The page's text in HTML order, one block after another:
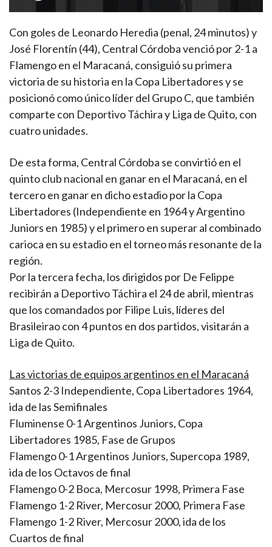
Con goles de Leonardo Heredia (penal, 24 minutos) y
José Florentín (44), Central Córdoba venció por 2-1 a
Flamengo en el Maracaná, consiguió su primera
victoria de su historia en la Copa Libertadores y se
posicionó como único líder del Grupo C, que también
comparte con Deportivo Táchira y Liga de Quito, con
cuatro unidades.
De esta forma, Central Córdoba se convirtió en el
quinto club nacional en ganar en el Maracaná, en el
tercero en ganar en dicho estadio por la Copa
Libertadores (Independiente en 1964 y Argentino
Juniors en 1985) y el primero en superar al combinado
carioca en su estadio en el torneo más resonante de la
región.
Por la tercera fecha, los dirigidos por De Felippe
recibirán a Deportivo Táchira el 24 de abril, mientras
que los comandados por Filipe Luis, líderes del
Brasileirao con 4 puntos en dos partidos, visitarán a
Liga de Quito.
Las victorias de equipos argentinos en el Maracaná
Santos 2-3 Independiente, Copa Libertadores 1964,
ida de las Semifinales
Fluminense 0-1 Argentinos Juniors, Copa
Libertadores 1985, Fase de Grupos
Flamengo 0-1 Argentinos Juniors, Supercopa 1989,
ida de los Octavos de final
Flamengo 0-2 Boca, Mercosur 1998, Primera Fase
Flamengo 1-2 River, Mercosur 2000, Primera Fase
Flamengo 1-2 River, Mercosur 2000, ida de los
Cuartos de final